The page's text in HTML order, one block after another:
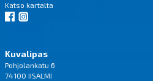
Katso kartalta
Kuvalipas
Pohjolankatu 6
74100 IISALMI